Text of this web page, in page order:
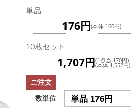
単品
176円(本体 160円)
10枚セット
1,707円(1点当 170円)
(本体 1,552円)
ご注文
数単位